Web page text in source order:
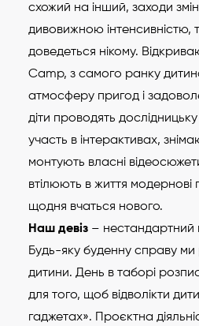
схожий на інший, заходи
дивовижною інтенсивністю,
доведеться нікому.
Camp, з самого ранку
атмосферу пригод і
діти проводять дослідницьку
участь в інтерактивах,
монтують власні
втілюють в життя модернові
щодня вчаться нового.
Наш девіз – нестандартний
Будь-яку буденну справу
дитини. День в таборі
для того, щоб відволікти
гаджетах». Проєктна